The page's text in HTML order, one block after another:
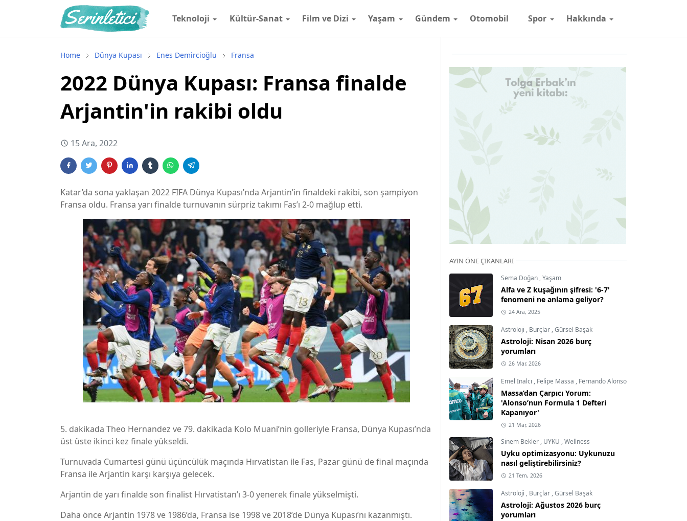
Teknoloji Kültür-Sanat Film ve Dizi Yaşam Gündem Otomobil Spor Hakkında
Home Dünya Kupası Enes Demircioğlu Fransa
2022 Dünya Kupası: Fransa finalde
Arjantin'in rakibi oldu
15 Ara, 2022
Katar’da sona yaklaşan 2022 FIFA Dünya Kupası’nda Arjantin’in finaldeki rakibi, son şampiyon
Fransa oldu. Fransa yarı finalde turnuvanın sürpriz takımı Fas’ı 2-0 mağlup etti.
5. dakikada Theo Hernandez ve 79. dakikada Kolo Muani’nin golleriyle Fransa, Dünya Kupası’nda
üst üste ikinci kez finale yükseldi.
Turnuvada Cumartesi günü üçüncülük maçında Hırvatistan ile Fas, Pazar günü de final maçında
Fransa ile Arjantin karşı karşıya gelecek.
Arjantin de yarı finalde son finalist Hırvatistan’ı 3-0 yenerek finale yükselmişti.
Daha önce Arjantin 1978 ve 1986’da, Fransa ise 1998 ve 2018’de Dünya Kupası’nı kazanmıştı.
AYIN ÖNE ÇIKANLARI
Sema Doğan ,Yaşam
Alfa ve Z kuşağının şifresi: '6-7'
fenomeni ne anlama geliyor?
24 Ara, 2025
Astroloji , Burçlar ,Gürsel Başak
Astroloji: Nisan 2026 burç
yorumları
26 Mar, 2026
Emel İnalcı , Felipe Massa , Fernando Alonso
Massa’dan Çarpıcı Yorum:
'Alonso’nun Formula 1 Defteri
Kapanıyor'
21 Mar, 2026
Sinem Bekler , UYKU ,Wellness
Uyku optimizasyonu: Uykunuzu
nasıl geliştirebilirsiniz?
21 Tem, 2026
Astroloji , Burçlar ,Gürsel Başak
Astroloji: Ağustos 2026 burç
yorumları